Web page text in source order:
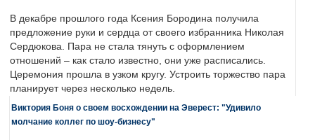
В декабре прошлого года Ксения Бородина получила
предложение руки и сердца от своего избранника Николая
Сердюкова. Пара не стала тянуть с оформлением
отношений – как стало известно, они уже расписались.
Церемония прошла в узком кругу. Устроить торжество пара
планирует через несколько недель.
Виктория Боня о своем восхождении на Эверест: "Удивило
молчание коллег по шоу-бизнесу"